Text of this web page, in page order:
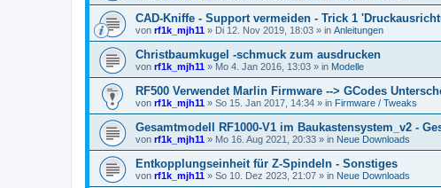
CAD-Kniffe - Support vermeiden - Trick 1
von rf1k_mjh11 » Di 12. Nov 2019, 18:03 » in Anleitungen
Christbaumkugel -schmuck zum ausdrucken
von rf1k_mjh11 » Mo 4. Jan 2016, 13:03 » in Modelle
RF500 Verwendet Marlin Firmware --> GCodes
von rf1k_mjh11 » So 15. Jan 2017, 14:34 » in Firmware / Tweaks
Gesamtmodell RF1000-V1 im Baukastensystem_v2 -
von rf1k_mjh11 » Mo 16. Aug 2021, 20:33 » in Neue Downloads
Entkopplungseinheit für Z-Spindeln - Sonstiges
von rf1k_mjh11 » So 10. Dez 2023, 21:07 » in Neue Downloads